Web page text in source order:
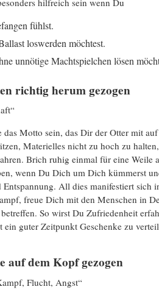
fühlst.
loswerden möchtest.
unnötige Machtspielchen lösen
richtig herum gezogen
Motto sein, das Dir der Otter mit
Materielles nicht zu hoch zu
Brich ruhig einmal für eine Weile
wenn Du Dich um Dich kümmerst
All dies manifestiert sich
freue Dich mit den Menschen in
So wirst Du Zufriedenheit
ein guter Zeitpunkt Geschenke zu
dem Kopf gezogen
Flucht, Angst“